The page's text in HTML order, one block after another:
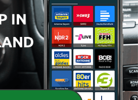
JTBC 뉴스룸